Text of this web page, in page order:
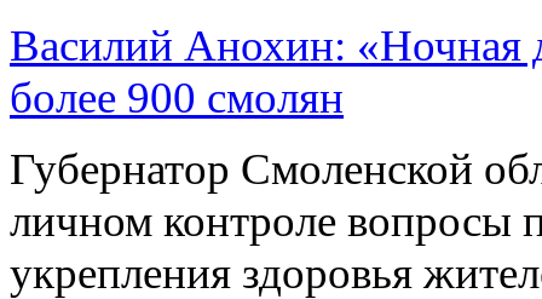
Василий Анохин: «Ночная
более 900 смолян
Губернатор Смоленской
личном контроле вопросы
укрепления здоровья